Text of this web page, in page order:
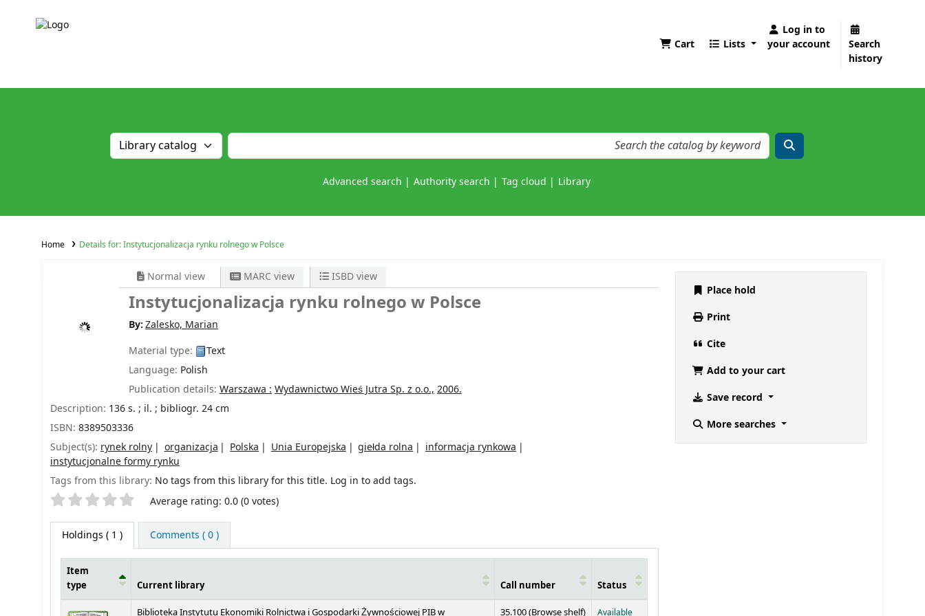
Cart Lists
Log in to
your account
Search
history
Advanced search Authority search Tag cloud Library
Home Details for:Instytucjonalizacja rynku rolnego w Polsce
Normal view MARC view ISBD view
Instytucjonalizacja rynku rolnego w Polsce
By:Zalesko, Marian
Material type:
Text
Language: Polish
Publication details: Warszawa : Wydawnictwo Wieś Jutra Sp. z o.o., 2006.
Description: 136 s. ; il. ; bibliogr. 24 cm
ISBN: 8389503336
Subject(s): rynek rolny organizacja Polska Unia Europejska giełda rolna
informacja rynkowa
instytucjonalne formy rynku
Tags from this library: No tags from this library for this title. Log in to add tags.
Star ratings Average rating: 0.0 (0 votes)
Holdings ( 1 ) Comments ( 0 )
Item
type
Current library Call number Status
Biblioteka Instytutu Ekonomiki Rolnictwa i Gospodarki Żywnościowej PIB w 35.100 (Browse shelf(Opens below)
) Available
Place hold
Print
Cite
Add to your cart
Save record
More searches